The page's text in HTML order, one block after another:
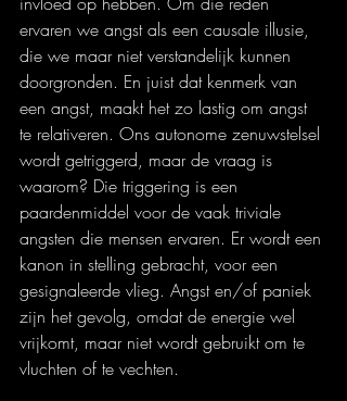
ervaren we angst als een causale illusie,
die we maar niet verstandelijk kunnen
doorgronden. En juist dat kenmerk van
een angst, maakt het zo lastig om angst
te relativeren. Ons autonome zenuwstelsel
wordt getriggerd, maar de vraag is
waarom? Die triggering is een
paardenmiddel voor de vaak triviale
angsten die mensen ervaren. Er wordt een
kanon in stelling gebracht, voor een
gesignaleerde vlieg. Angst en/of paniek
zijn het gevolg, omdat de energie wel
vrijkomt, maar niet wordt gebruikt om te
vluchten of te vechten.